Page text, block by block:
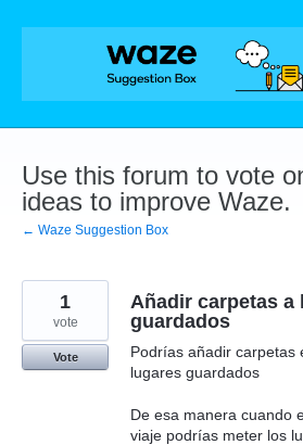
Skip
Use this forum to vote
ideas to improve Waze.
← Waze Suggestion Box
Añadir carpetas a
guardados
Podrías añadir carpetas
lugares guardados
De esa manera cuando
viaje podrías meter los
1
vote
Vote